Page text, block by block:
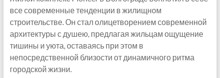
все современные тенденции в жилищном
строительстве. Он стал олицетворением современной
архитектуры с душею, предлагая жильцам ощущение
тишины и уюта, оставаясь при этом в
непосредственной близости от динамичного ритма
городской жизни.